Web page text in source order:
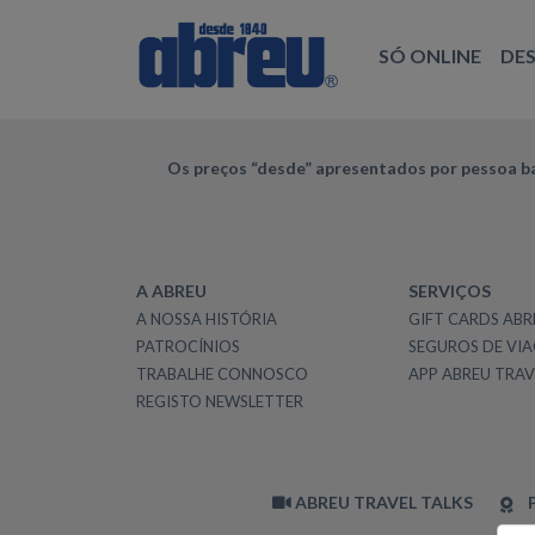
SÓ ONLINE
Os preços “desde” apresentados por
A ABREU
A NOSSA HISTÓRIA
PATROCÍNIOS
TRABALHE CONNOSCO
REGISTO NEWSLETTER
SERVIÇOS
GIFT CARDS
SEGUROS DE
APP ABREU
ABREU TRAVEL TALKS